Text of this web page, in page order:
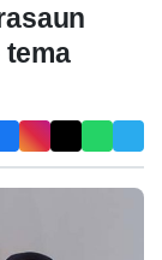
tema